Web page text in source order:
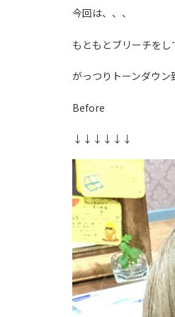
今回は、、、
もともとブリーチを
がっつりトーンダウ
Before
↓↓↓↓↓↓